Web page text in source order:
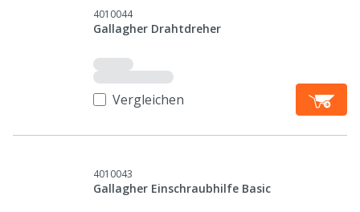
4010044
Gallagher Drahtdreher
Vergleichen
4010043
Gallagher Einschraubhilfe Basic